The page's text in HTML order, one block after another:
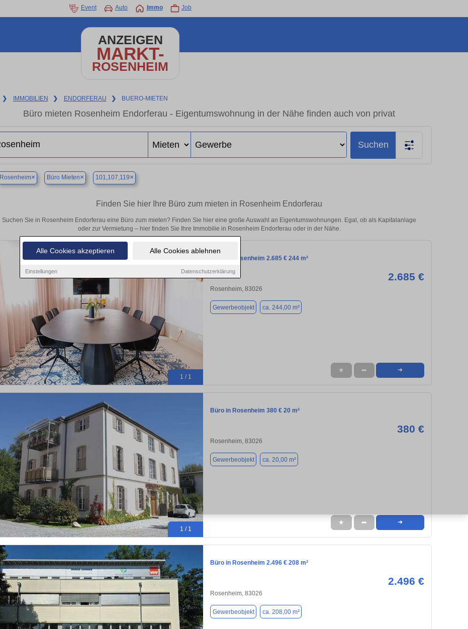
Alle Cookies akzeptieren Alle Cookies ablehnen
Einstellungen Datenschutzerklärung
Event Auto Immo Job
ANZEIGEN
MARKT-
ROSENHEIM
❯ IMMOBILIEN ❯ ENDORFERAU ❯ BUERO-MIETEN
Büro mieten Rosenheim Endorferau - Eigentumswohnung in der Nähe finden auch von privat
Suchen
Rosenheim× Büro Mieten× 101,107,119×
Finden Sie hier Ihre Büro zum mieten in Rosenheim Endorferau
Suchen Sie in Rosenheim Endorferau eine Büro zum mieten? Finden Sie hier eine große Auswahl an Eigentumswohnungen. Egal, ob als Kapitalanlage
oder zur Vermietung – hier finden Sie Ihre Immobilie in Rosenheim Endorferau oder in der Nähe.
1 / 1
Büro in Rosenheim 2.685 € 244 m²
2.685 €
Rosenheim, 83026
Gewerbeobjekt ca. 244,00 m²
★ ➦ ➜
1 / 1
Büro in Rosenheim 380 € 20 m²
380 €
Rosenheim, 83026
Gewerbeobjekt ca. 20,00 m²
★ ➦ ➜
Büro in Rosenheim 2.496 € 208 m²
2.496 €
Rosenheim, 83026
Gewerbeobjekt ca. 208,00 m²